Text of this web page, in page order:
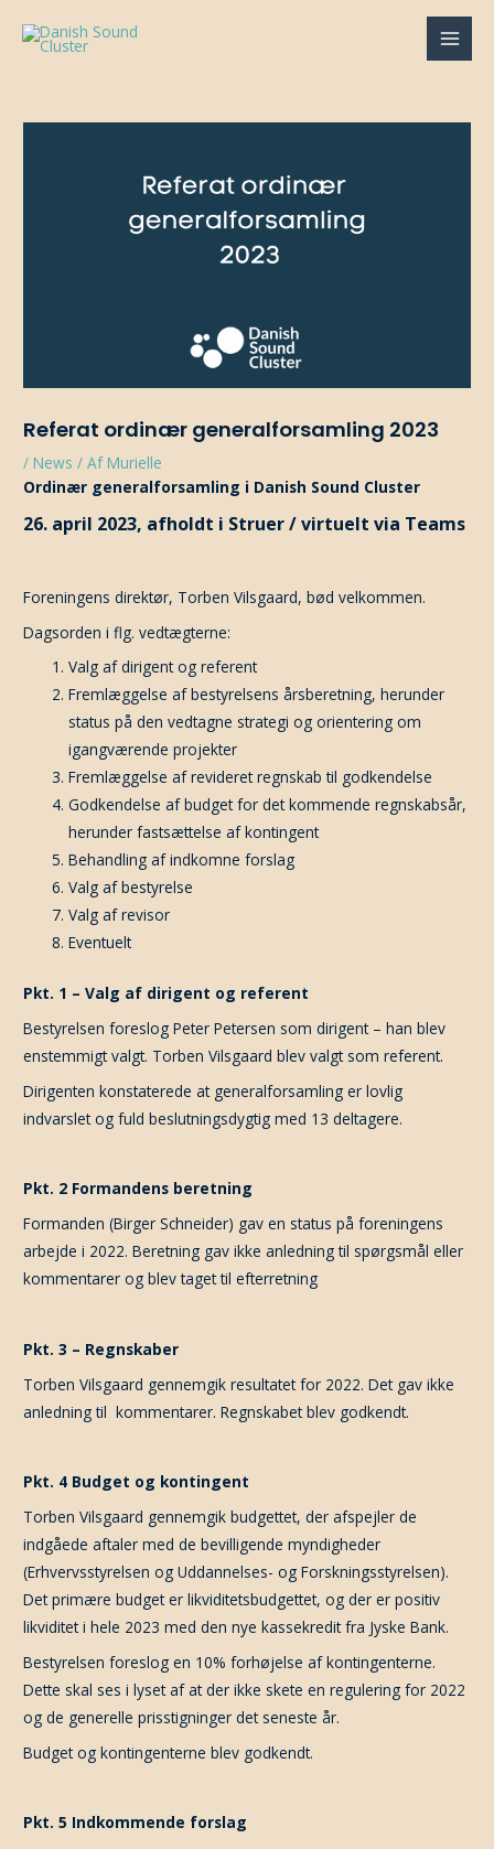
Referat ordinær generalforsamling 2023
/News / AfMurielle
Ordinær generalforsamling i Danish Sound Cluster
26. april 2023, afholdt i Struer / virtuelt via Teams
Foreningens direktør, Torben Vilsgaard, bød velkommen.
Dagsorden i flg. vedtægterne:
Valg af dirigent og referent
Fremlæggelse af bestyrelsens årsberetning, herunder
status på den vedtagne strategi og orientering om
igangværende projekter
Fremlæggelse af revideret regnskab til godkendelse
Godkendelse af budget for det kommende regnskabsår,
herunder fastsættelse af kontingent
Behandling af indkomne forslag
Valg af bestyrelse
Valg af revisor
Eventuelt
Pkt. 1 – Valg af dirigent og referent
Bestyrelsen foreslog Peter Petersen som dirigent – han blev
enstemmigt valgt. Torben Vilsgaard blev valgt som referent.
Dirigenten konstaterede at generalforsamling er lovlig
indvarslet og fuld beslutningsdygtig med 13 deltagere.
Pkt. 2 Formandens beretning
Formanden (Birger Schneider) gav en status på foreningens
arbejde i 2022. Beretning gav ikke anledning til spørgsmål eller
kommentarer og blev taget til efterretning
Pkt. 3 – Regnskaber
Torben Vilsgaard gennemgik resultatet for 2022. Det gav ikke
anledning til kommentarer. Regnskabet blev godkendt.
Pkt. 4 Budget og kontingent
Torben Vilsgaard gennemgik budgettet, der afspejler de
indgåede aftaler med de bevilligende myndigheder
(Erhvervsstyrelsen og Uddannelses- og Forskningsstyrelsen).
Det primære budget er likviditetsbudgettet, og der er positiv
likviditet i hele 2023 med den nye kassekredit fra Jyske Bank.
Bestyrelsen foreslog en 10% forhøjelse af kontingenterne.
Dette skal ses i lyset af at der ikke skete en regulering for 2022
og de generelle prisstigninger det seneste år.
Budget og kontingenterne blev godkendt.
Pkt. 5 Indkommende forslag